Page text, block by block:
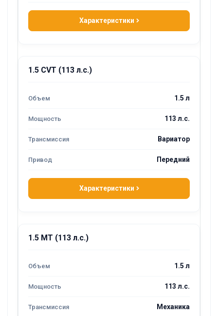
Характеристики
1.5 CVT (113 л.с.)
1.5 л
113 л.с.
Вариатор
Передний
Характеристики
1.5 MT (113 л.с.)
1.5 л
113 л.с.
Механика